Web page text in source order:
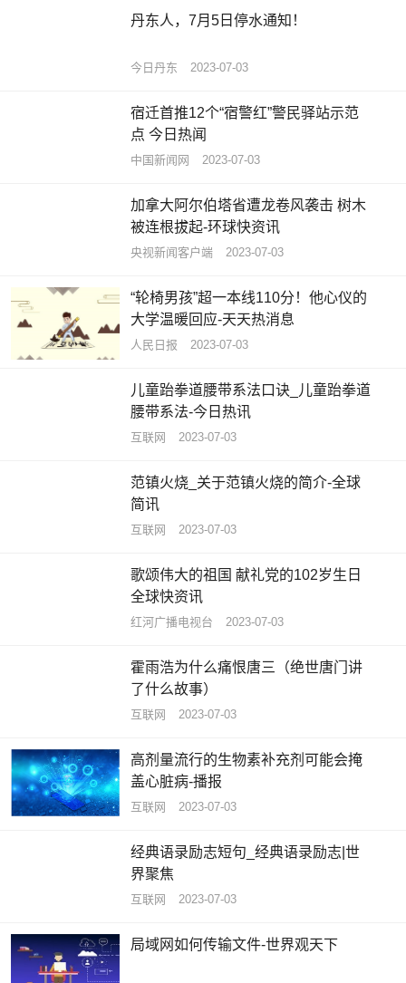
丹东人，7月5日停水通知！
今日丹东 2023-07-03
宿迁首推12个“宿警红”警民驿站示范
点 今日热闻
中国新闻网 2023-07-03
加拿大阿尔伯塔省遭龙卷风袭击 树木
被连根拔起-环球快资讯
央视新闻客户端 2023-07-03
“轮椅男孩”超一本线110分！他心仪的
大学温暖回应-天天热消息
人民日报 2023-07-03
儿童跆拳道腰带系法口诀_儿童跆拳道
腰带系法-今日热讯
互联网 2023-07-03
范镇火烧_关于范镇火烧的简介-全球
简讯
互联网 2023-07-03
歌颂伟大的祖国 献礼党的102岁生日
全球快资讯
红河广播电视台 2023-07-03
霍雨浩为什么痛恨唐三（绝世唐门讲
了什么故事）
互联网 2023-07-03
高剂量流行的生物素补充剂可能会掩
盖心脏病-播报
互联网 2023-07-03
经典语录励志短句_经典语录励志|世
界聚焦
互联网 2023-07-03
局域网如何传输文件-世界观天下